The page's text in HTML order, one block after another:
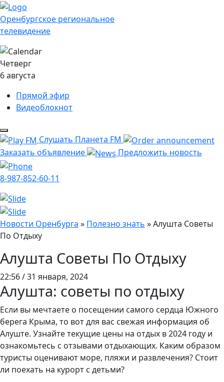
Оренбургское региональное
телевидение
Четверг
6 августа
Прямой эфир
Видеоблокнот
Слушать Планета FM
Заказать объявление
Предложить новость
8-987-852-60-11
Новости Оренбурга » Полезно знать »Алушта Советы
По Отдыху
Алушта Советы По Отдыху
22:56 / 31 января, 2024
Алушта: советы по отдыху
Если вы мечтаете о посещении самого сердца Южного
берега Крыма, то вот для вас свежая информация об
Алуште. Узнайте текущие цены на отдых в 2024 году и
ознакомьтесь с отзывами отдыхающих. Каким образом
туристы оценивают море, пляжи и развлечения? Стоит
ли поехать на курорт с детьми?